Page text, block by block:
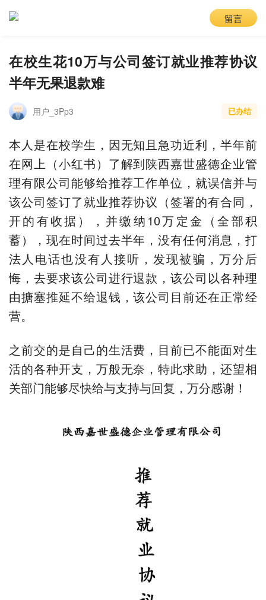
留言
在校生花10万与公司签订就业推荐协议
半年无果退款难
用户_3Pp3 已办结
本人是在校学生，因无知且急功近利，半年前
在网上（小红书）了解到陕西嘉世盛德企业管
理有限公司能够给推荐工作单位，就误信并与
该公司签订了就业推荐协议（签署的有合同，
开的有收据），并缴纳10万定金（全部积
蓄），现在时间过去半年，没有任何消息，打
法人电话也没有人接听，发现被骗，万分后
悔，去要求该公司进行退款，该公司以各种理
由搪塞推延不给退钱，该公司目前还在正常经
营。
之前交的是自己的生活费，目前已不能面对生
活的各种开支，万般无奈，特此求助，还望相
关部门能够尽快给与支持与回复，万分感谢！